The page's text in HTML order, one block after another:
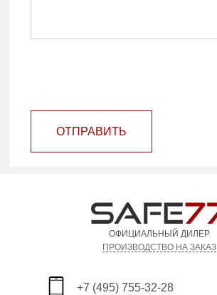
ОТПРАВИТЬ
ОФИЦИАЛЬНЫЙ ДИЛЕР
ПРОИЗВОДСТВО НА ЗАКАЗ
+7 (495) 755-32-28